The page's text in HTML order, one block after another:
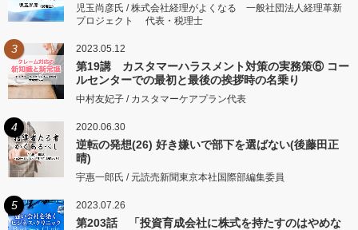
児玉尚彦氏 / 株式会社経理がよくなる 一般社団法人経理革新
プロジェクト 代表・税理士
3 2023.05.12
第19講 カスタマーハラスメント対策の実務策⑥ コー
ルセンターでの最初と最後の挨拶時の名乗り
中村友妃子 / カスタマーケアプラン代表
4 2020.06.30
逆転の発想(26) 好き嫌いで部下を選ばない(後藤田正
晴)
宇惠一郎氏 / 元読売新聞東京本社国際部編集委員
5 2023.07.26
第203話 「投資育成会社に株式を持たすのはやめな